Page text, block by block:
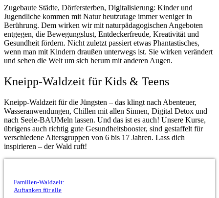
Zugebaute Städte, Dörfersterben, Digitalisierung: Kinder und
Jugendliche kommen mit Natur heutzutage immer weniger in
Berührung. Dem wirken wir mit naturpädagogischen Angeboten
entgegen, die Bewegungslust, Entdeckerfreude, Kreativität und
Gesundheit fördern. Nicht zuletzt passiert etwas Phantastisches,
wenn man mit Kindern draußen unterwegs ist. Sie wirken verändert
und sehen die Welt um sich herum mit anderen Augen.
Kneipp-Waldzeit für Kids & Teens
Kneipp-Waldzeit für die Jüngsten – das klingt nach Abenteuer,
Wasseranwendungen, Chillen mit allen Sinnen, Digital Detox und
nach Seele-BAUMeln lassen. Und das ist es auch! Unsere Kurse,
übrigens auch richtig gute Gesundheitsbooster, sind gestaffelt für
verschiedene Altersgruppen von 6 bis 17 Jahren. Lass dich
inspirieren – der Wald ruft!
Familien-Waldzeit:
Auftanken für alle